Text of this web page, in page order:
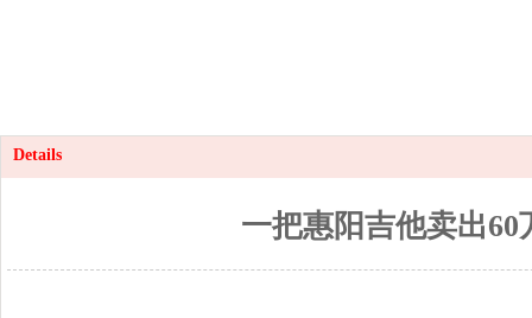
Details
一把惠阳吉他卖出